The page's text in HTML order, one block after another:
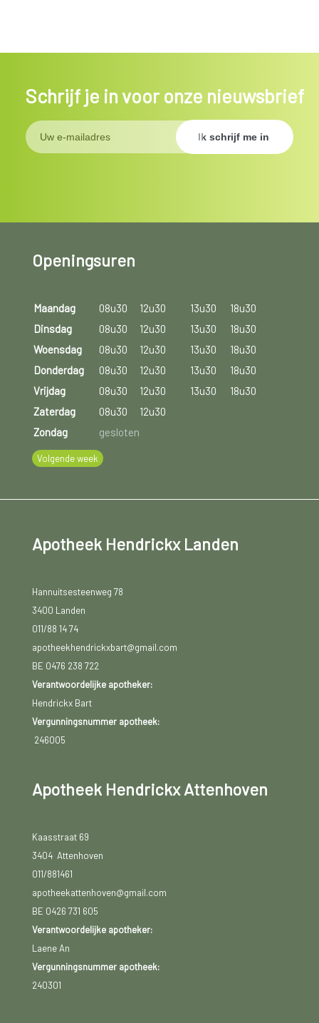
Schrijf je in voor onze nieuwsbrief
Openingsuren
Maandag 08u30 12u30 13u30
18u30
Dinsdag
08u30 12u30 13u30
18u30
Woensdag
08u30 12u30 13u30
18u30
Donderdag
08u30 12u30 13u30
18u30
Vrijdag
08u30 12u30 13u30
18u30
Zaterdag
08u30
12u30
Zondag
gesloten
Volgende week
Apotheek Hendrickx Landen
Hannuitsesteenweg 78
3400 Landen
011/88 14 74
apotheekhendrickxbart@gmail.com
BE 0476 238 722
Verantwoordelijke apotheker:
Hendrickx Bart
Vergunningsnummer apotheek:
246005
Apotheek Hendrickx Attenhoven
Kaasstraat 69
3404 Attenhoven
011/881461
apotheekattenhoven@gmail.com
BE 0426 731 605
Verantwoordelijke apotheker:
Laene An
Vergunningsnummer apotheek:
240301